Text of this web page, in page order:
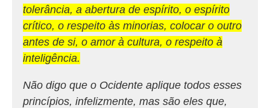
tolerância, a abertura de espírito, o espírito
crítico, o respeito às minorias, colocar o outro
antes de si, o amor à cultura, o respeito à
inteligência.
Não digo que o Ocidente aplique todos esses
princípios, infelizmente, mas são eles que,